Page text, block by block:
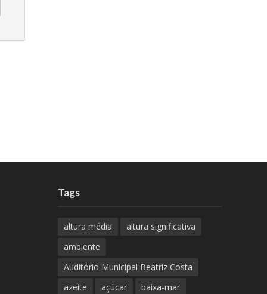
Tags
altura média
altura significativa
ambiente
Auditório Municipal Beatriz Costa
azeite
açúcar
baixa-mar